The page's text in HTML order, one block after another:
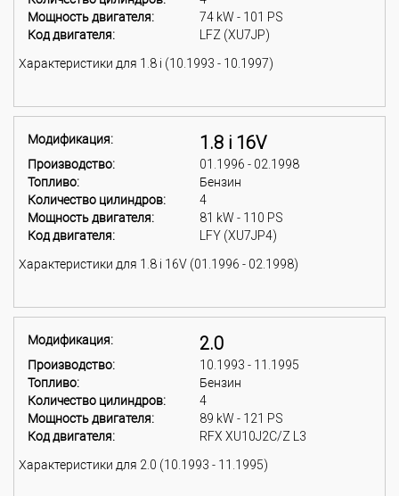
Мощность двигателя:
74 kW - 101 PS
Код двигателя:
LFZ (XU7JP)
Характеристики для 1.8 i (10.1993 - 10.1997)
Модификация: 1.8 i 16V
Производство:
01.1996 - 02.1998
Топливо:
Бензин
Количество цилиндров:
4
Мощность двигателя:
81 kW - 110 PS
Код двигателя:
LFY (XU7JP4)
Характеристики для 1.8 i 16V (01.1996 - 02.1998)
Модификация: 2.0
Производство:
10.1993 - 11.1995
Топливо:
Бензин
Количество цилиндров:
4
Мощность двигателя:
89 kW - 121 PS
Код двигателя:
RFX XU10J2C/Z L3
Характеристики для 2.0 (10.1993 - 11.1995)